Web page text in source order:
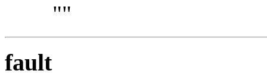
""
fault